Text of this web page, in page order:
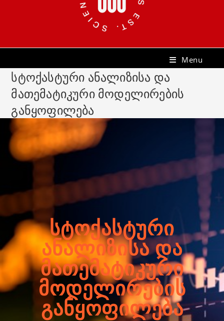
Menu
სტოქასტური ანალიზისა და
მათემატიკური მოდელირების
განყოფილება
ᲡᲢᲝᲥᲐᲡᲢᲣᲠᲘ
ᲐᲜᲐᲚᲘᲖᲘᲡᲐ ᲓᲐ
ᲛᲐᲗᲔᲛᲐᲢᲘᲙᲣᲠᲘ
ᲛᲝᲓᲔᲚᲘᲠᲔᲑᲘᲡ
ᲒᲐᲜᲧᲝᲤᲘᲚᲔᲑᲐ